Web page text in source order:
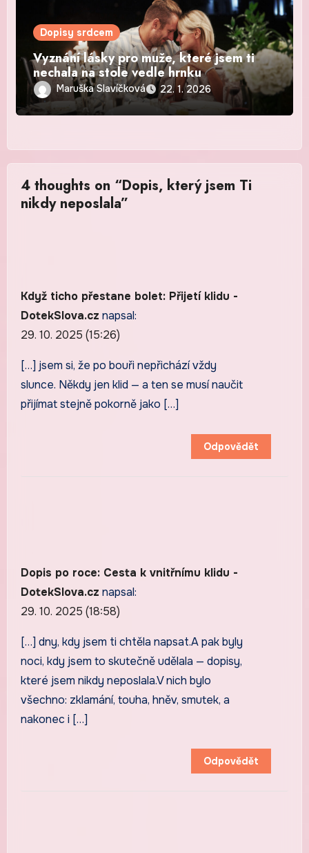
Dopisy srdcem
Vyznání lásky pro muže, které jsem ti
nechala na stole vedle hrnku
Maruška Slavíčková 22. 1. 2026
4 thoughts on “Dopis, který jsem Ti
nikdy neposlala”
Když ticho přestane bolet: Přijetí klidu -
DotekSlova.cz napsal:
29. 10. 2025 (15:26)
[…] jsem si, že po bouři nepřichází vždy
slunce. Někdy jen klid — a ten se musí naučit
přijímat stejně pokorně jako […]
Odpovědět
Dopis po roce: Cesta k vnitřnímu klidu -
DotekSlova.cz napsal:
29. 10. 2025 (18:58)
[…] dny, kdy jsem ti chtěla napsat.A pak byly
noci, kdy jsem to skutečně udělala — dopisy,
které jsem nikdy neposlala.V nich bylo
všechno: zklamání, touha, hněv, smutek, a
nakonec i […]
Odpovědět